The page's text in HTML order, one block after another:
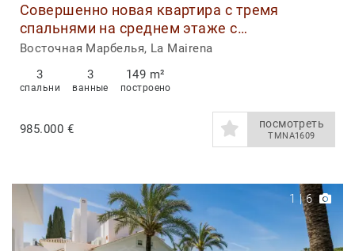
Совершенно новая квартира с тремя
спальнями на среднем этаже с
потрясающим видом на море продается
Восточная Марбелья, La Mairena
3
спальни
3
ванные
149 m²
построено
985.000 € посмотреть
TMNA1609
1 |6